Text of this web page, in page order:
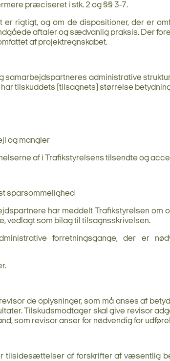
præciseret i stk. 2 og §§ 3-7.
er rigtigt, og om de dispositioner, der er
aftaler og sædvanlig praksis. Der
af projektregnskabet.
administrative
tilskuddets (tilsagnets) størrelse
og mangler
af i Trafikstyrelsens tilsendte og
sparsommelighed
har meddelt Trafikstyrelsen om
vedlagt som bilag til tilsagnsskrivelsen.
forretningsgange, der er
de oplysninger, som må anses af
Tilskudsmodtager skal give revisor
som revisor anser for nødvendig for
af forskrifter af væsentlig